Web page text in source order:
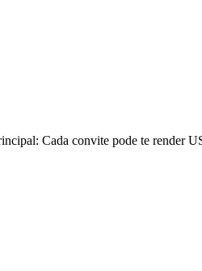
Cada convite pode te render